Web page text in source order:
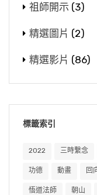
祖師開示 (3)
精選圖片 (2)
精選影片 (86)
標籤索引
2022 三時繫念
功德 動畫 回
悟道法師 朝山